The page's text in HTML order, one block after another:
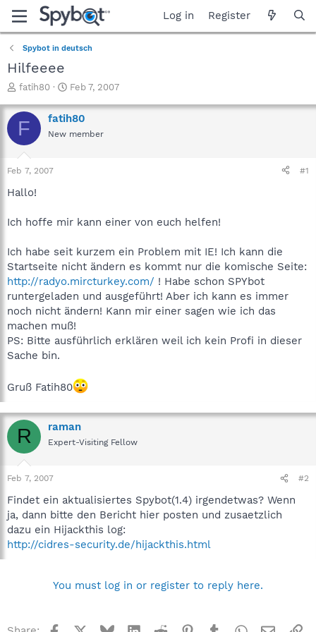
Log in Register
Spybot in deutsch
Hilfeeee
T
r
e
a
t
a
e
fatih80
S
a
r
t
Feb 7, 2007
F fatih80
New member
Feb 7, 2007 #1
Hallo!
Ich hoffe mir kann einer von euch helfen!
Ich habe seit kurzem ein Problem mit IE! Ich kann die
Startseite nicht ändern es kommt nur die komische Seite:
http://radyo.mircturkey.com/ ! Habe schon SPYbot
runtergeladen und ausgeführt! Aber ich kann es immer
noch nicht ändern! Kann mir einer sagen wie ich das
machen muß!
PS: Bitte ausführlich erklären weil ich kein Profi in dieser
Sache bin.
Gruß Fatih80
R raman
Expert-Visiting Fellow
Feb 7, 2007 #2
Findet ein aktualisiertes Spybot(1.4) irgendetwas? Wenn
ja, dann bitte den Bericht hier posten und zusaetzlich
dazu ein Hijackthis log:
http://cidres-security.de/hijackthis.html
You must log in or register to reply here.
Facebook BlueskyLinkedInReddit Pinterest
TumblrWhatsApp
Email